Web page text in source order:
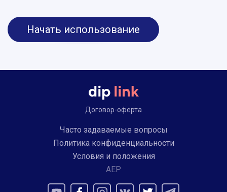
Начать использование
Договор-оферта
Часто задаваемые вопросы
Политика конфиденциальности
Условия и положения
AEP